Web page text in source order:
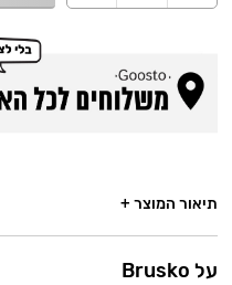
תיאור המוצר +
על Brusko